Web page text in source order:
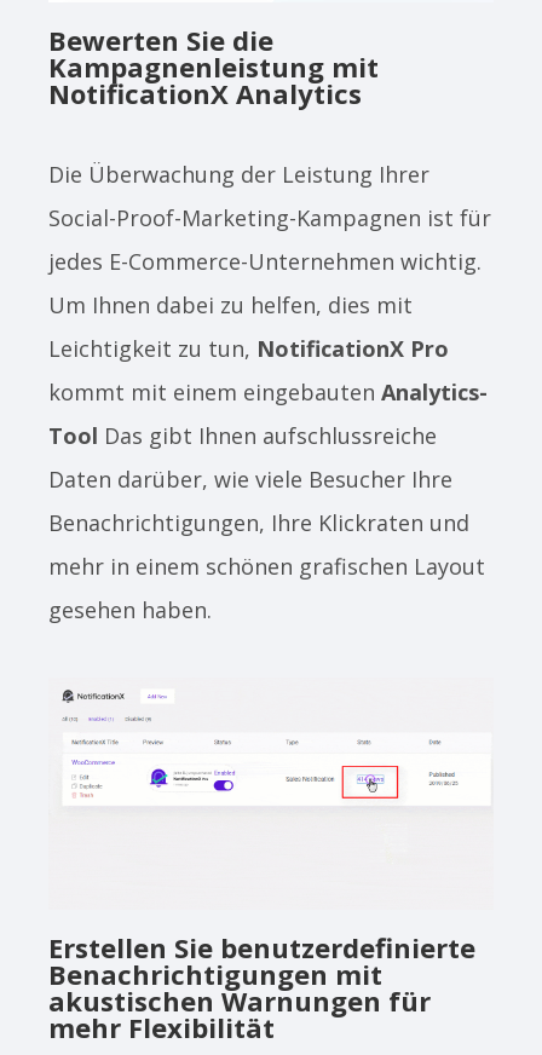
Bewerten Sie die
Kampagnenleistung mit
NotificationX Analytics
Die Überwachung der Leistung Ihrer
Social-Proof-Marketing-Kampagnen ist für
jedes E-Commerce-Unternehmen wichtig.
Um Ihnen dabei zu helfen, dies mit
Leichtigkeit zu tun, NotificationX Pro
kommt mit einem eingebauten Analytics-
Tool Das gibt Ihnen aufschlussreiche
Daten darüber, wie viele Besucher Ihre
Benachrichtigungen, Ihre Klickraten und
mehr in einem schönen grafischen Layout
gesehen haben.
Erstellen Sie benutzerdefinierte
Benachrichtigungen mit
akustischen Warnungen für
mehr Flexibilität